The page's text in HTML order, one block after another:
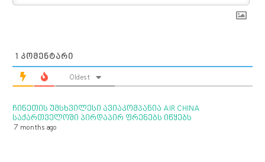
1 ᲙᲝᲛᲔᲜᲢᲐᲠᲘ
Oldest
ჩინეთის უმსხვილესი ავიაკომპანია AIR CHINA
საქართველოში პირდაპირ ფრენებს იწყებს
7 months ago